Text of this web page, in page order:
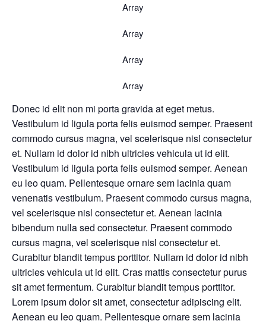
Array
Array
Array
Array
Donec id elit non mi porta gravida at eget metus.
Vestibulum id ligula porta felis euismod semper. Praesent
commodo cursus magna, vel scelerisque nisl consectetur
et. Nullam id dolor id nibh ultricies vehicula ut id elit.
Vestibulum id ligula porta felis euismod semper. Aenean
eu leo quam. Pellentesque ornare sem lacinia quam
venenatis vestibulum. Praesent commodo cursus magna,
vel scelerisque nisl consectetur et. Aenean lacinia
bibendum nulla sed consectetur. Praesent commodo
cursus magna, vel scelerisque nisl consectetur et.
Curabitur blandit tempus porttitor. Nullam id dolor id nibh
ultricies vehicula ut id elit. Cras mattis consectetur purus
sit amet fermentum. Curabitur blandit tempus porttitor.
Lorem ipsum dolor sit amet, consectetur adipiscing elit.
Aenean eu leo quam. Pellentesque ornare sem lacinia